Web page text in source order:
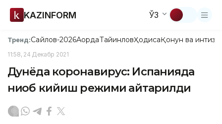
KAZINFORM ЎЗ
Тренд:Сайлов-2026АқордаТайинловҲодисаҚонун ва
11:58, 24 Декабр 2021
Дунёда коронавирус: Испанияда
ниқоб кийиш режими қайтарилди